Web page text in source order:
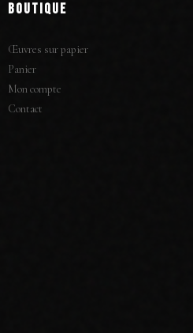
BOUTIQUE
Œuvres sur papier
Panier
Mon compte
Contact